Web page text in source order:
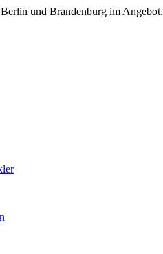
und Brandenburg im Angebot.